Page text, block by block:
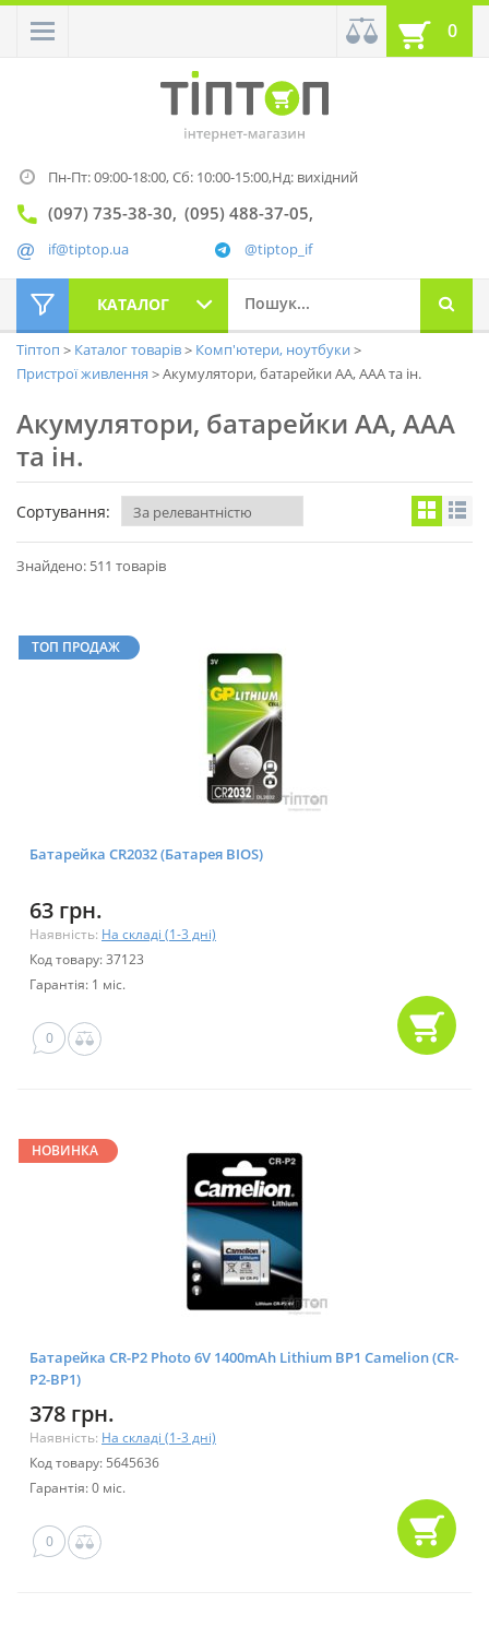
0
Пн-Пт: 09:00-18:00,Сб: 10:00-15:00,Нд: вихідний
(097) 735-38-30 (095) 488-37-05
@tiptop_if
if@tiptop.ua
КАТАЛОГ
Тіптоп Каталог товарів
Комп'ютери, ноутбуки
Пристрої живлення
Акумулятори, батарейки АА, AAA та ін.
Акумулятори, батарейки АА, AAA
та ін.
Сортування:
Знайдено: 511 товарів
ТОП ПРОДАЖ
Батарейка CR2032 (Батарея BIOS)
63 грн.
Наявність: На складі (1-3 дні)
Код товару: 37123
Гарантія: 1 міс.
0
НОВИНКА
Батарейка CR-P2 Photo 6V 1400mAh Lithium BP1 Camelion (CR-
P2-BP1)
378 грн.
Наявність: На складі (1-3 дні)
Код товару: 5645636
Гарантія: 0 міс.
0